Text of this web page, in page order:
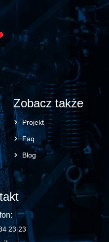
Zobacz także
Projekt
Faq
Blog
23 23